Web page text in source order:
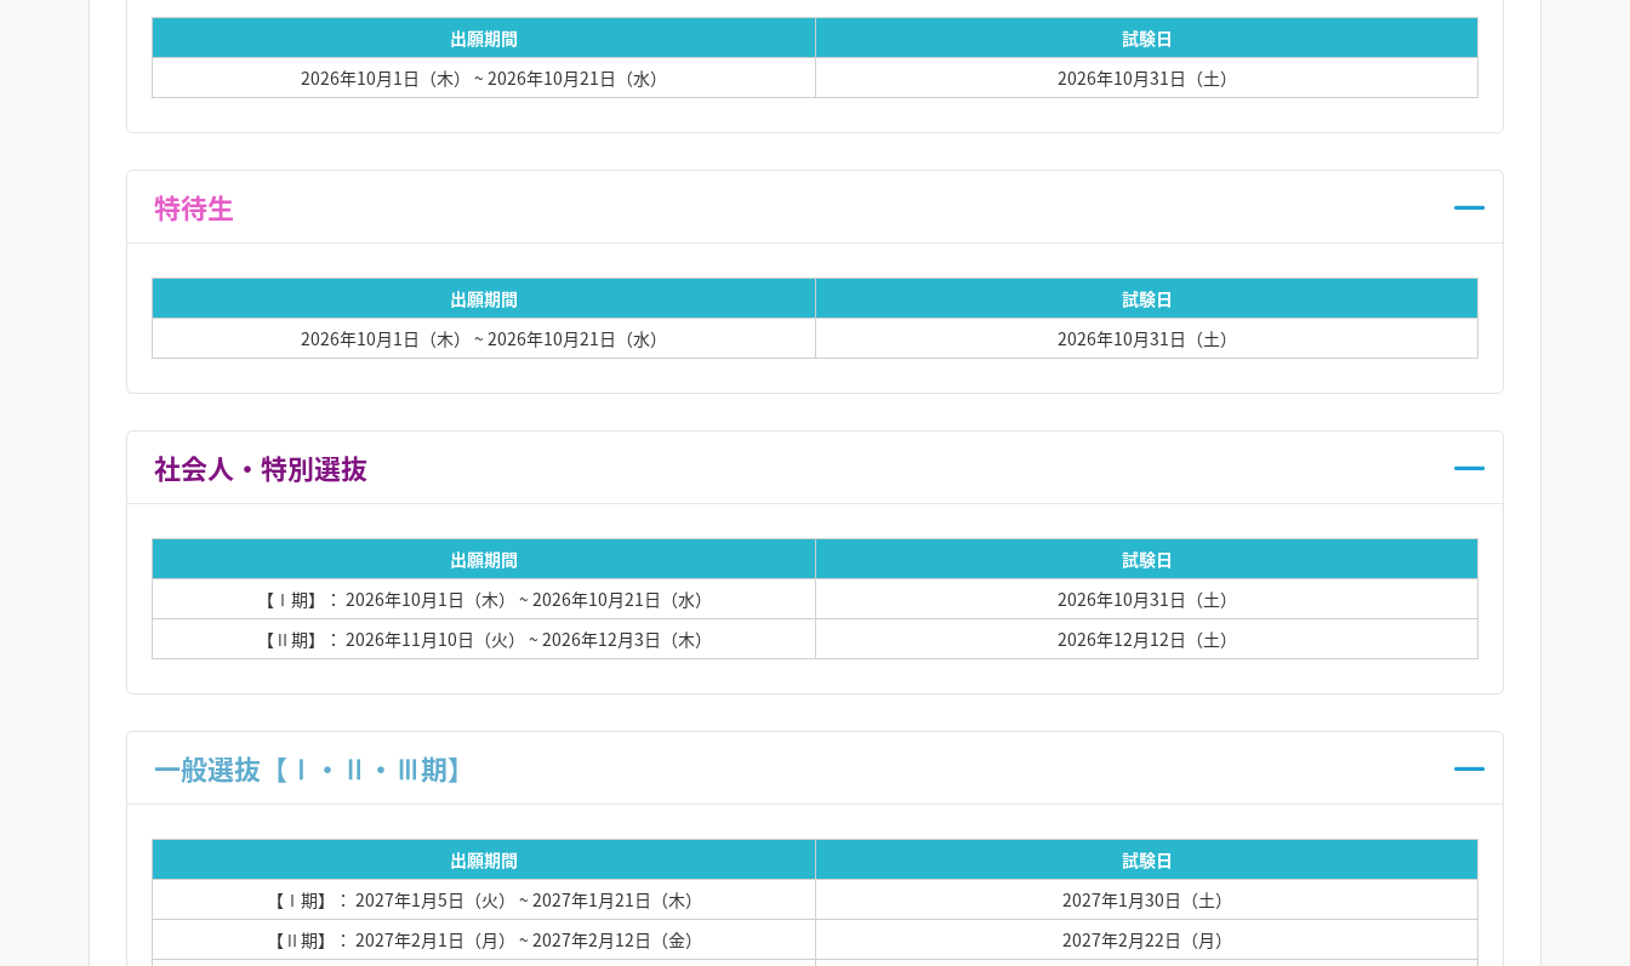
出願期間
試験日
2026年10月1日（木） ~ 2026年10月21日（水） 2026年10月31日（土）
出願期間
試験日
2026年10月1日（木） ~ 2026年10月21日（水） 2026年10月31日（土）
出願期間
試験日
【Ⅰ期】： 2026年10月1日（木） ~ 2026年10月21日（水）
2026年10月31日（土）
【Ⅱ期】： 2026年11月10日（火） ~ 2026年12月3日（木） 2026年12月12日（土）
出願期間
試験日
【Ⅰ期】： 2027年1月5日（火） ~ 2027年1月21日（木）
2027年1月30日（土）
【Ⅱ期】： 2027年2月1日（月） ~ 2027年2月12日（金）
2027年2月22日（月）